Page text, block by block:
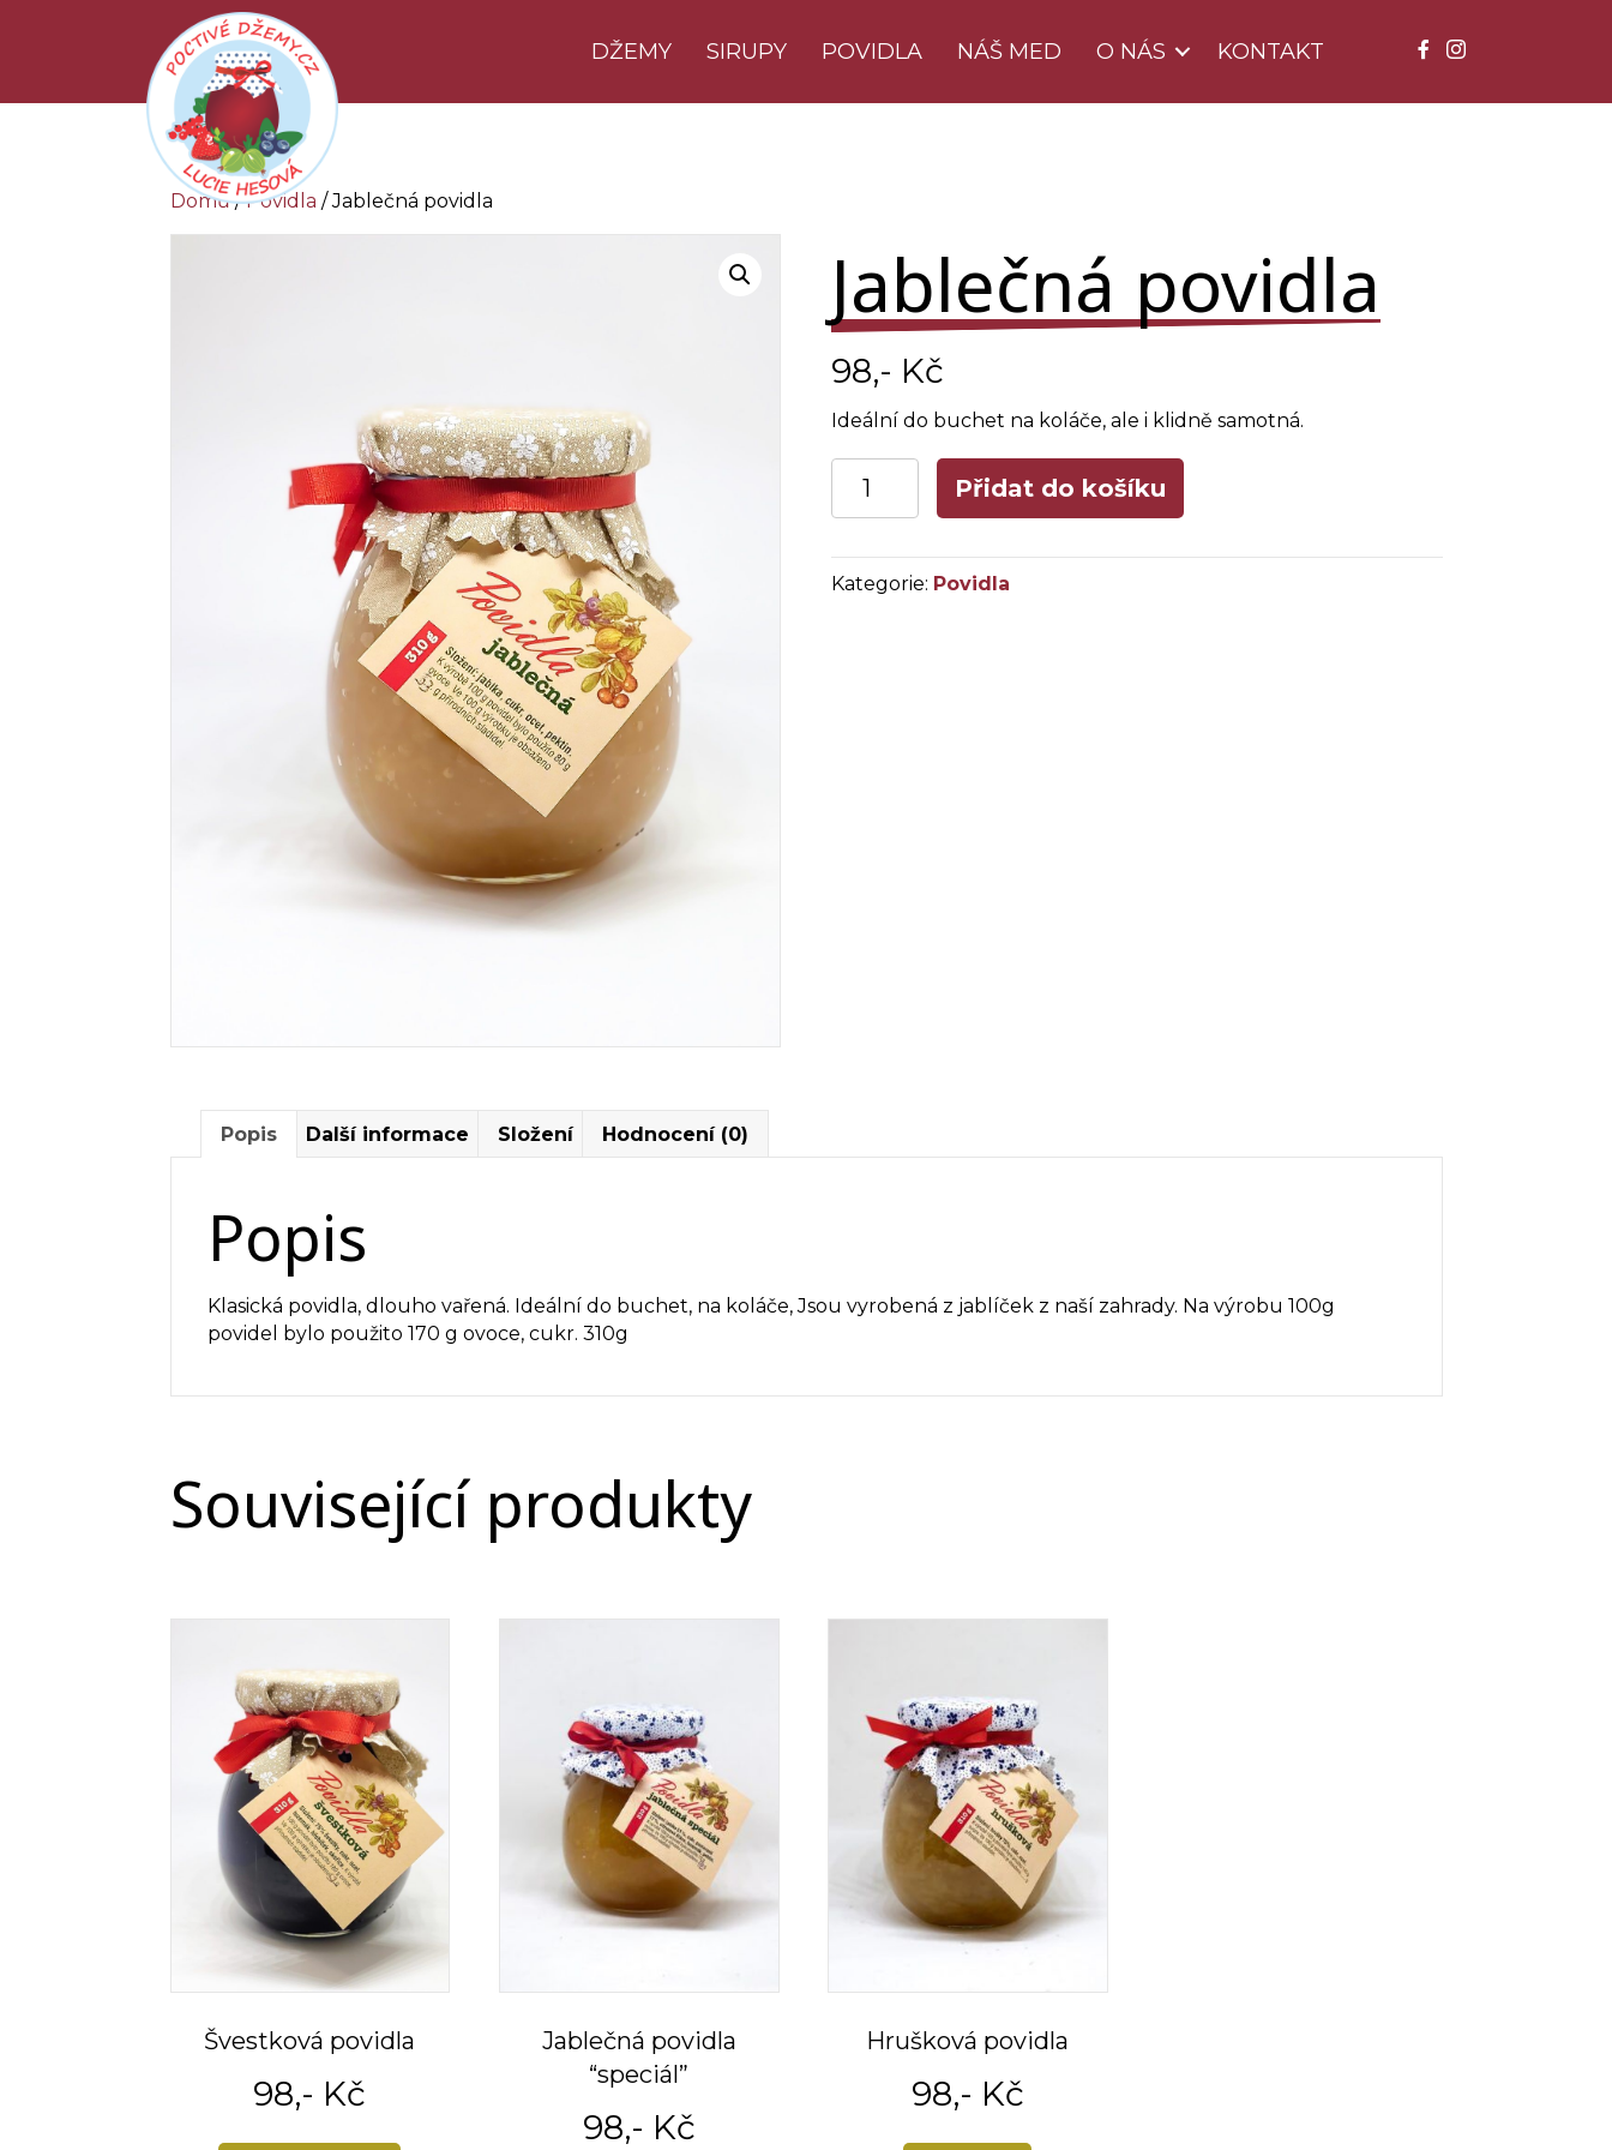
DŽEMY SIRUPY POVIDLA NÁŠ MED O NÁS KONTAKT
Domů/Povidla / Jablečná povidla
Jablečná povidla
98,- Kč
Ideální do buchet na koláče, ale i klidně samotná.
povidla
množství
Přidat do košíku
Kategorie: Povidla
Popis Další informace Složení Hodnocení (0)
Popis
Klasická povidla, dlouho vařená. Ideální do buchet, na koláče, Jsou vyrobená z jablíček z naší zahrady. Na výrobu 100g
povidel bylo použito 170 g ovoce, cukr. 310g
Související produkty
Švestková povidla
98,- Kč
Jablečná povidla
“speciál”
98,- Kč
Hrušková povidla
98,- Kč